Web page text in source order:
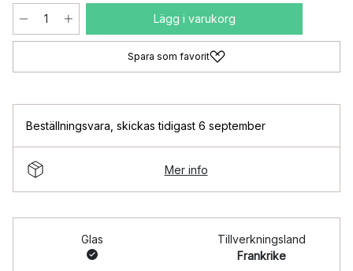
Lägg i varukorg
Spara som favorit
Beställningsvara, skickas tidigast 6 september
Mer info
Glas
Tillverkningsland
Frankrike